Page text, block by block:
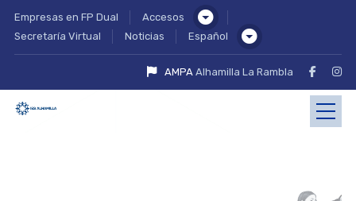
Empresas en FP Dual
Accesos
Secretaría Virtual
Noticias Español
AMPAAlhamilla La Rambla